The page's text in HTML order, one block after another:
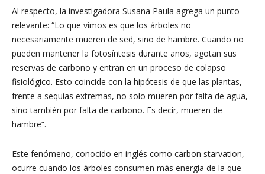
Al respecto, la investigadora Susana Paula agrega un punto
relevante: “Lo que vimos es que los árboles no
necesariamente mueren de sed, sino de hambre. Cuando no
pueden mantener la fotosíntesis durante años, agotan sus
reservas de carbono y entran en un proceso de colapso
fisiológico. Esto coincide con la hipótesis de que las plantas,
frente a sequías extremas, no solo mueren por falta de agua,
sino también por falta de carbono. Es decir, mueren de
hambre”.
Este fenómeno, conocido en inglés como carbon starvation,
ocurre cuando los árboles consumen más energía de la que